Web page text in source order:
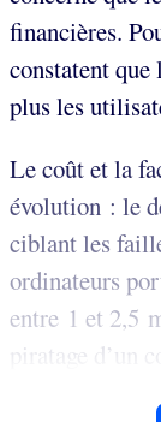
financières.
constatent
plus les
Le coût et la
évolution : le
ciblant les
ordinateurs
entre 1 et 2,5
piratage d’un